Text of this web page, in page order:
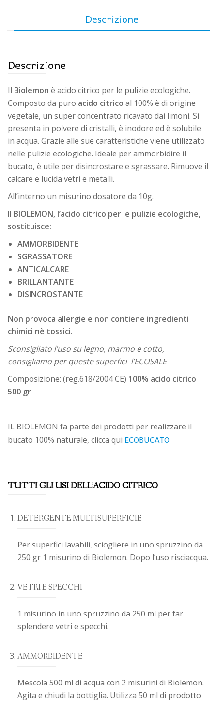
Descrizione
Descrizione
Il Biolemon è acido citrico per le pulizie ecologiche.
Composto da puro acido citrico al 100% è di origine
vegetale, un super concentrato ricavato dai limoni. Si
presenta in polvere di cristalli, è inodore ed è solubile
in acqua. Grazie alle sue caratteristiche viene utilizzato
nelle pulizie ecologiche. Ideale per ammorbidire il
bucato, è utile per disincrostare e sgrassare. Rimuove il
calcare e lucida vetri e metalli.
All’interno un misurino dosatore da 10g.
Il BIOLEMON, l’acido citrico per le pulizie ecologiche,
sostituisce:
AMMORBIDENTE
SGRASSATORE
ANTICALCARE
BRILLANTANTE
DISINCROSTANTE
Non provoca allergie e non contiene ingredienti
chimici nè tossici.
Sconsigliato l’uso su legno, marmo e cotto,
consigliamo per queste superfici l’ECOSALE
Composizione: (reg.618/2004 CE) 100% acido citrico
500 gr
IL BIOLEMON fa parte dei prodotti per realizzare il
bucato 100% naturale, clicca qui ECOBUCATO
TUTTI GLI USI DELL’ACIDO CITRICO
DETERGENTE MULTISUPERFICIE
Per superfici lavabili, sciogliere in uno spruzzino da
250 gr 1 misurino di Biolemon. Dopo l’uso risciacqua.
VETRI E SPECCHI
1 misurino in uno spruzzino da 250 ml per far
splendere vetri e specchi.
AMMORBIDENTE
Mescola 500 ml di acqua con 2 misurini di Biolemon.
Agita e chiudi la bottiglia. Utilizza 50 ml di prodotto